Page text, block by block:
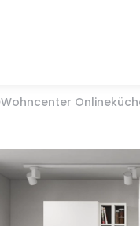
Wohncenter